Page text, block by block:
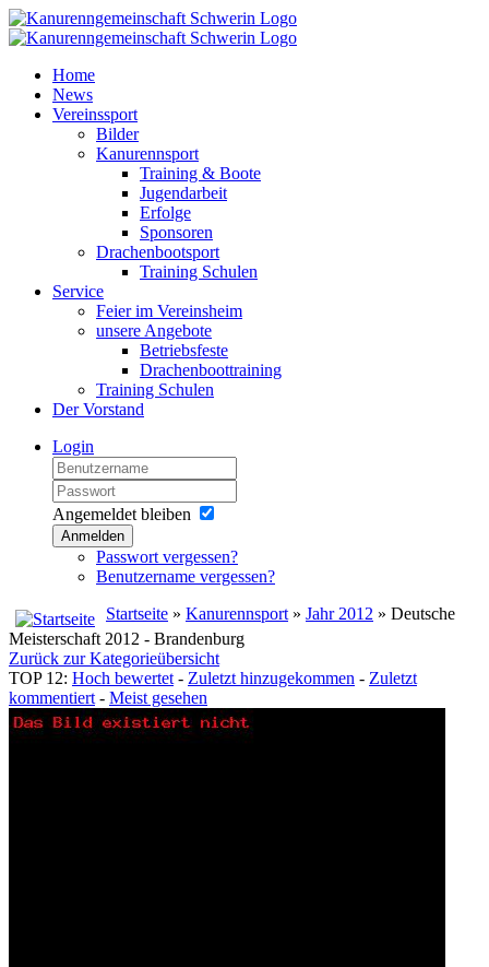
Home
News
Vereinssport
Bilder
Kanurennsport
Training & Boote
Jugendarbeit
Erfolge
Sponsoren
Drachenbootsport
Training Schulen
Service
Feier im Vereinsheim
unsere Angebote
Betriebsfeste
Drachenboottraining
Training Schulen
Der Vorstand
Login
Angemeldet bleiben
Anmelden
Passwort vergessen?
Benutzername vergessen?
Startseite » Kanurennsport » Jahr 2012 » Deutsche
Meisterschaft 2012 - Brandenburg
Zurück zur Kategorieübersicht
TOP 12: Hoch bewertet - Zuletzt hinzugekommen - Zuletzt
kommentiert - Meist gesehen